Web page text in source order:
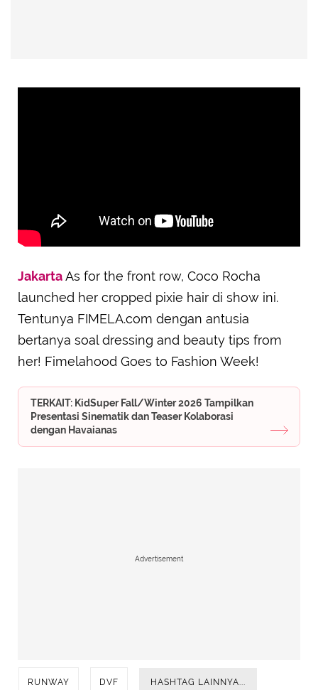
JakartaAs for the front row, Coco Rocha
launched her cropped pixie hair di show ini.
Tentunya FIMELA.com dengan antusia
bertanya soal dressing and beauty tips from
her! Fimelahood Goes to Fashion Week!
TERKAIT: KidSuper Fall/Winter 2026 Tampilkan
Presentasi Sinematik dan Teaser Kolaborasi
dengan Havaianas
Advertisement
RUNWAY DVF HASHTAG LAINNYA...